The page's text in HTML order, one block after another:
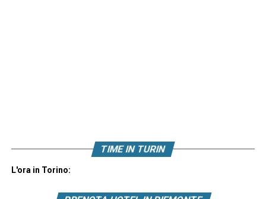
TIME IN TURIN
L'ora in Torino: